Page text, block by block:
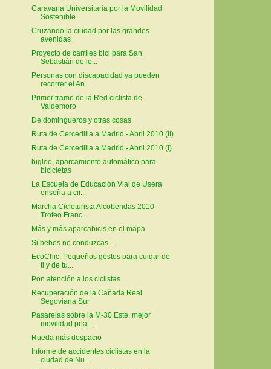
Caravana Universitaria por la Movilidad
Sostenible...
Cruzando la ciudad por las grandes
avenidas
Proyecto de carriles bici para San
Sebastián de lo...
Personas con discapacidad ya pueden
recorrer el An...
Primer tramo de la Red ciclista de
Valdemoro
De domingueros y otras cosas
Ruta de Cercedilla a Madrid - Abril 2010 (II)
Ruta de Cercedilla a Madrid - Abril 2010 (I)
bigloo, aparcamiento automático para
bicicletas
La Escuela de Educación Vial de Usera
enseña a cir...
Marcha Cicloturista Alcobendas 2010 -
Trofeo Franc...
Más y más aparcabicis en el mapa
Si bebes no conduzcas...
EcoChic. Pequeños gestos para cuidar de
ti y de tu...
Pon atención a los ciclistas
Recuperación de la Cañada Real
Segoviana Sur
Pasarelas sobre la M-30 Este, mejor
movilidad peat...
Rueda más despacio
Informe de accidentes ciclistas en la
ciudad de Nu...